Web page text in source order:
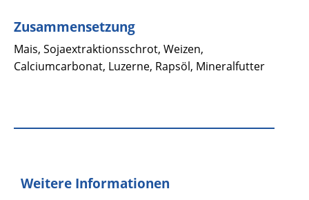
Zusammensetzung
Mais, Sojaextraktionsschrot, Weizen,
Calciumcarbonat, Luzerne, Rapsöl, Mineralfutter
Weitere Informationen